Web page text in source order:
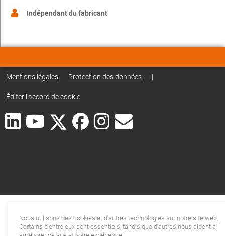
Indépendant du fabricant
Mentions légales Protection des données |
Éditer l'accord de cookie
Nous utilisons des cookies et d'autres technologies sur notre site web.
Certains d'entre eux sont essentiels, tandis que d'autres nous aident à